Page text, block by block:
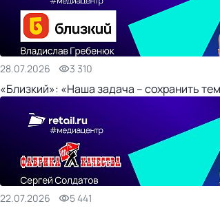
28.07.2026 3 310
«Близкий»: «Наша задача – сохранить
22.07.2026 5 441